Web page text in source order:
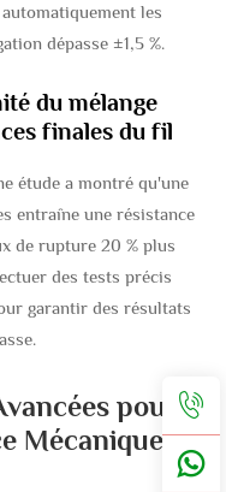
les
dépasse ±1,5 %.
du mélange
finales du fil
étude a montré qu'une
entraîne une résistance
de rupture 20 % plus
des tests précis
garantir des résultats
pour
Mécanique